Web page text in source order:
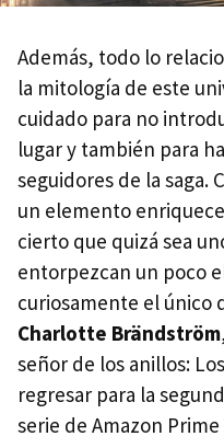
Además, todo lo
la mitología de este
cuidado para no
lugar y también para
seguidores de la saga.
un elemento
cierto que quizá sea
entorpezcan un poco
curiosamente el único
Charlotte Brändström
señor de los anillos:
regresar para la
serie de Amazon Prime